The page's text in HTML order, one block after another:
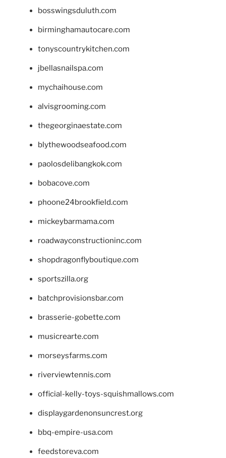
bosswingsduluth.com
birminghamautocare.com
tonyscountrykitchen.com
jbellasnailspa.com
mychaihouse.com
alvisgrooming.com
thegeorginaestate.com
blythewoodseafood.com
paolosdelibangkok.com
bobacove.com
phoone24brookfield.com
mickeybarmama.com
roadwayconstructioninc.com
shopdragonflyboutique.com
sportszilla.org
batchprovisionsbar.com
brasserie-gobette.com
musicrearte.com
morseysfarms.com
riverviewtennis.com
official-kelly-toys-squishmallows.com
displaygardenonsuncrest.org
bbq-empire-usa.com
feedstoreva.com